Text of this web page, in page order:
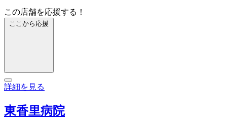
この店舗を応援する！
ここから応援
詳細を見る
東香里病院